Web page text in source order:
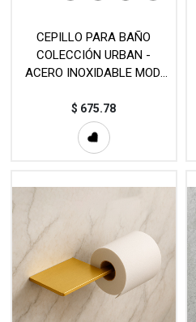
CEPILLO PARA BAÑO
COLECCIÓN URBAN -
ACERO INOXIDABLE MOD.
$ 675.78